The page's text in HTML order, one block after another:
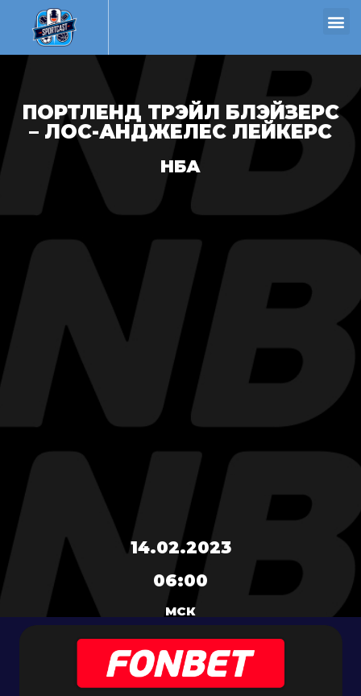
ПОРТЛЕНД ТРЭЙЛ БЛЭЙЗЕРС
– ЛОС-АНДЖЕЛЕС ЛЕЙКЕРС
НБА
14.02.2023
06:00
МСК